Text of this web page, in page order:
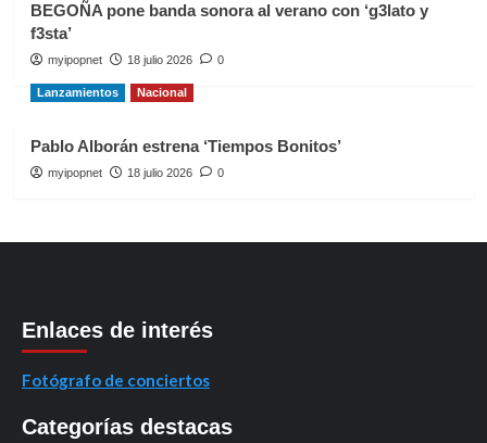
BEGOÑA pone banda sonora al verano con ‘g3lato y
f3sta’
myipopnet 18 julio 2026 0
Lanzamientos Nacional
Pablo Alborán estrena ‘Tiempos Bonitos’
myipopnet 18 julio 2026 0
Enlaces de interés
Fotógrafo de conciertos
Categorías destacas